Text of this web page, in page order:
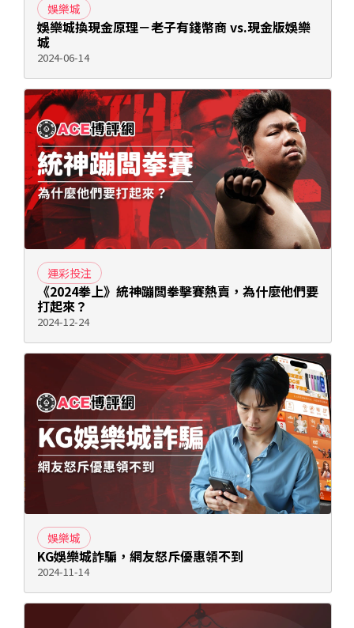
娛樂城
娛樂城換現金原理－老子有錢幣商 vs.現金版娛樂
城
2024-06-14
運彩投注
《2024拳上》統神蹦闆拳擊賽熱賣，為什麼他們要
打起來？
2024-12-24
娛樂城
KG娛樂城詐騙，網友怒斥優惠領不到
2024-11-14